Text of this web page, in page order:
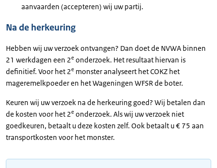
aanvaarden (accepteren) wij uw partij.
Na de herkeuring
Hebben wij uw verzoek ontvangen? Dan doet de NVWA binnen
21 werkdagen een 2e onderzoek. Het resultaat hiervan is
definitief. Voor het 2e monster analyseert het COKZ het
mageremelkpoeder en het Wageningen WFSR de boter.
Keuren wij uw verzoek na de herkeuring goed? Wij betalen dan
de kosten voor het 2e onderzoek. Als wij uw verzoek niet
goedkeuren, betaalt u deze kosten zelf. Ook betaalt u € 75 aan
transportkosten voor het monster.